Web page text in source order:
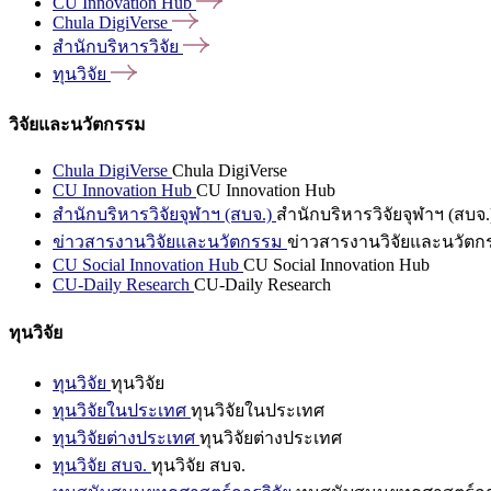
Chula DigiVerse
สำนักบริหารวิจัย
ทุนวิจัย
วิจัยและนวัตกรรม
Chula DigiVerse Chula DigiVerse
CU Innovation Hub CU Innovation Hub
สำนักบริหารวิจัยจุฬาฯ (สบจ.) สำนักบริหารวิจัยจุฬาฯ (สบจ
ข่าวสารงานวิจัยและนวัตกรรม ข่าวสารงานวิจัยและนวัตก
CU Social Innovation Hub CU Social Innovation Hub
CU-Daily Research CU-Daily Research
ทุนวิจัย
ทุนวิจัย ทุนวิจัย
ทุนวิจัยในประเทศ ทุนวิจัยในประเทศ
ทุนวิจัยต่างประเทศ ทุนวิจัยต่างประเทศ
ทุนวิจัย สบจ. ทุนวิจัย สบจ.